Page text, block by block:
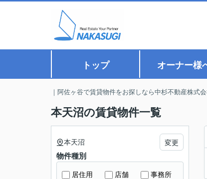
トップ オーナー様
｜阿佐ヶ谷で賃貸物件をお探しなら中杉不動産株式
本天沼の賃貸物件一覧
本天沼 変更
物件種別
居住用 店舗 事務所